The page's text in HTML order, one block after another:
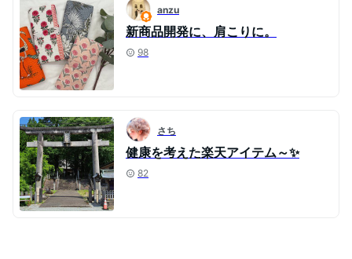
anzu
新商品開発に、肩こりに。
98
さち
健康を考えた楽天アイテム～✨
82